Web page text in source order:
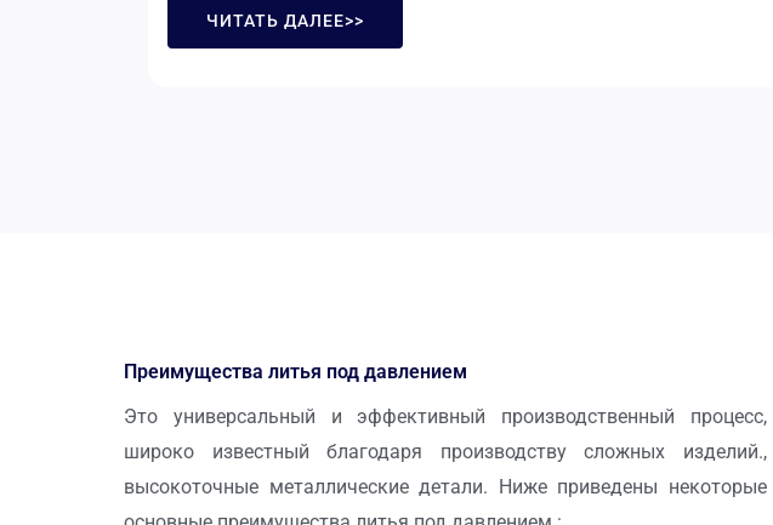
ЧИТАТЬ ДАЛЕЕ>>
Преимущества литья под давлением
Это универсальный и эффективный производственный процесс,
широко известный благодаря производству сложных изделий.,
высокоточные металлические детали. Ниже приведены некоторые